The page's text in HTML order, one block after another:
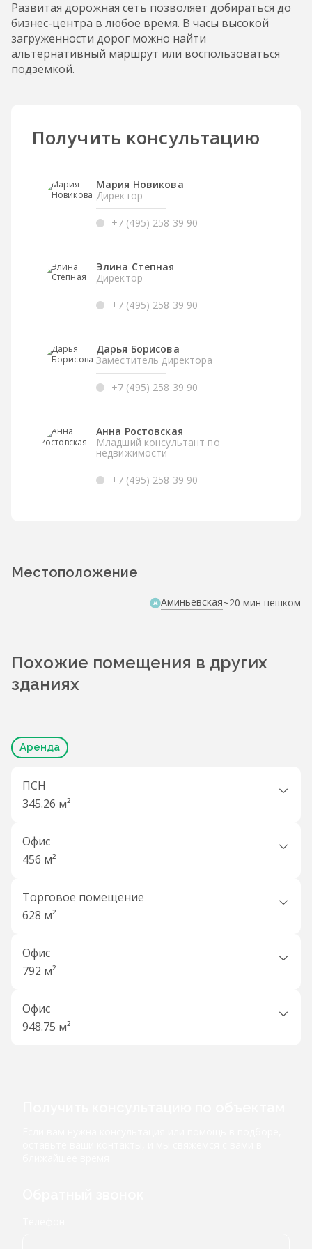
Развитая дорожная сеть позволяет добираться до
бизнес-центра в любое время. В часы высокой
загруженности дорог можно найти
альтернативный маршрут или воспользоваться
подземкой.
Получить консультацию
Мария Новикова
Директор
+7 (495) 258 39 90
Элина Степная
Директор
+7 (495) 258 39 90
Дарья Борисова
Заместитель директора
+7 (495) 258 39 90
Анна Ростовская
Младший консультант по
недвижимости
+7 (495) 258 39 90
Местоположение
Аминьевская~20 мин пешком
Похожие помещения в других
зданиях
Аренда
ПСН
345.26 м²
Офис
456 м²
Торговое помещение
628 м²
Офис
792 м²
Офис
948.75 м²